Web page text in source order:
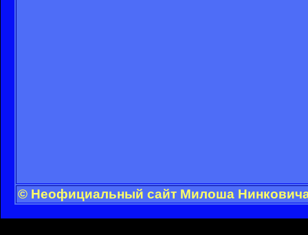
© Неофициальный сайт Милоша Нинковича